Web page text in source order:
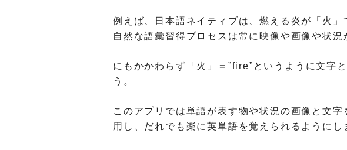
例えば、日本語ネイティブは、燃える炎が「火」
自然な語彙習得プロセスは常に映像や画像や状況
にもかかわらず「火」＝”fire” というように文字
う。
このアプリでは単語が表す物や状況の画像と文字
用し、 だれでも楽に英単語を覚えられるようにし